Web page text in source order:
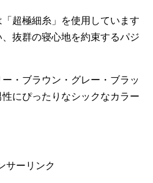
超極細糸」を使用しています
抜群の寝心地を約束するパジ
・ブラウン・グレー・ブラッ
にぴったりなシックなカラー
サーリンク